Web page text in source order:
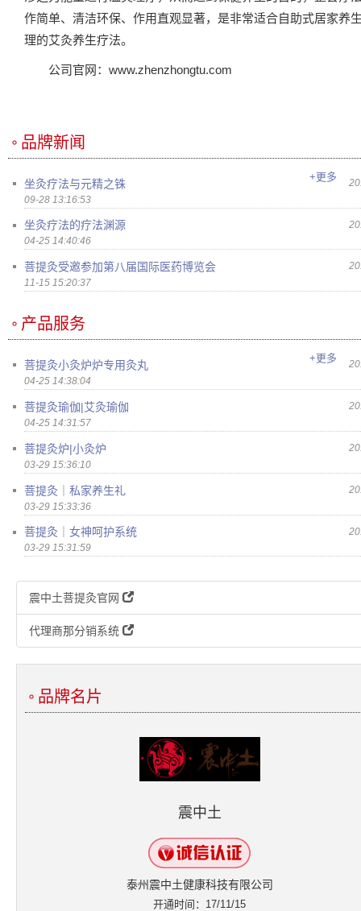
作简单、清洁环保、作用直观显著，是非常适合自助式居家养
理的艾灸养生疗法。
公司官网：www.zhenzhongtu.com
品牌新闻
+更多
坐灸疗法与元精之铢
09-28 13:16:53
坐灸疗法的疗法渊源
04-25 14:40:46
菩提灸受邀参加第八届国际医药博览会
11-15 15:20:37
产品服务
+更多
菩提灸小灸炉炉专用灸丸
04-25 14:38:04
菩提灸瑜伽|艾灸瑜伽
04-25 14:31:57
菩提灸炉|小灸炉
03-29 15:36:10
菩提灸｜私家养生礼
03-29 15:33:36
菩提灸｜女神呵护系统
03-29 15:31:59
震中土菩提灸官网
代理商那分销系统
品牌名片
震中土
泰州震中土健康科技有限公司
开通时间：17/11/15